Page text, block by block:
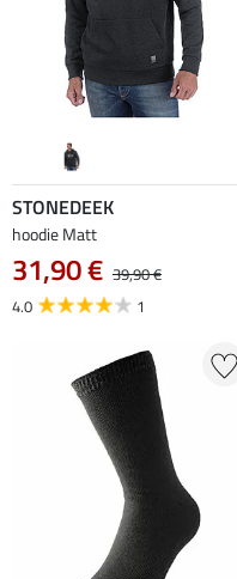
STONEDEEK
hoodie Matt
31,90 € 39,90 €
4.0
1